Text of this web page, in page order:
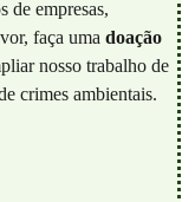
de empresas,
faça uma doação
nosso trabalho de
crimes ambientais.